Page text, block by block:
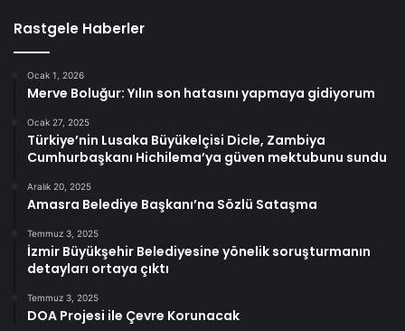
Rastgele Haberler
Ocak 1, 2026
Merve Boluğur: Yılın son hatasını yapmaya gidiyorum
Ocak 27, 2025
Türkiye’nin Lusaka Büyükelçisi Dicle, Zambiya
Cumhurbaşkanı Hichilema’ya güven mektubunu sundu
Aralık 20, 2025
Amasra Belediye Başkanı’na Sözlü Sataşma
Temmuz 3, 2025
İzmir Büyükşehir Belediyesine yönelik soruşturmanın
detayları ortaya çıktı
Temmuz 3, 2025
DOA Projesi ile Çevre Korunacak